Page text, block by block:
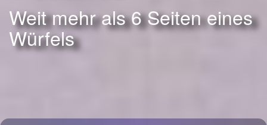
Weit mehr als 6 Seiten eines
Würfels